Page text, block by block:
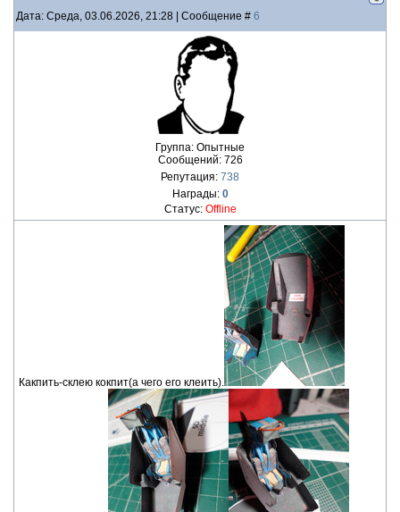
Дата: Среда, 03.06.2026, 21:28 | Сообщение # 6
Группа: Опытные
Сообщений: 726
Репутация: 738
Награды: 0
Статус: Offline
Какпить-склею кокпит(а чего его клеить).